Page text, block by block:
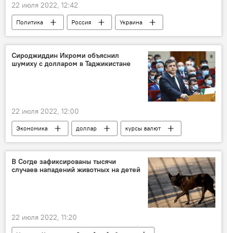
22 июля 2022, 12:42
Политика Россия
Украина
США
санкции
Сироджиддин Икроми объяснил
шумиху с долларом в Таджикистане
22 июля 2022, 12:00
Экономика доллар
курсы валют
Таджикистан
"Амонатбанк"
В Согде зафиксированы тысячи
случаев нападений животных на детей
22 июля 2022, 11:20